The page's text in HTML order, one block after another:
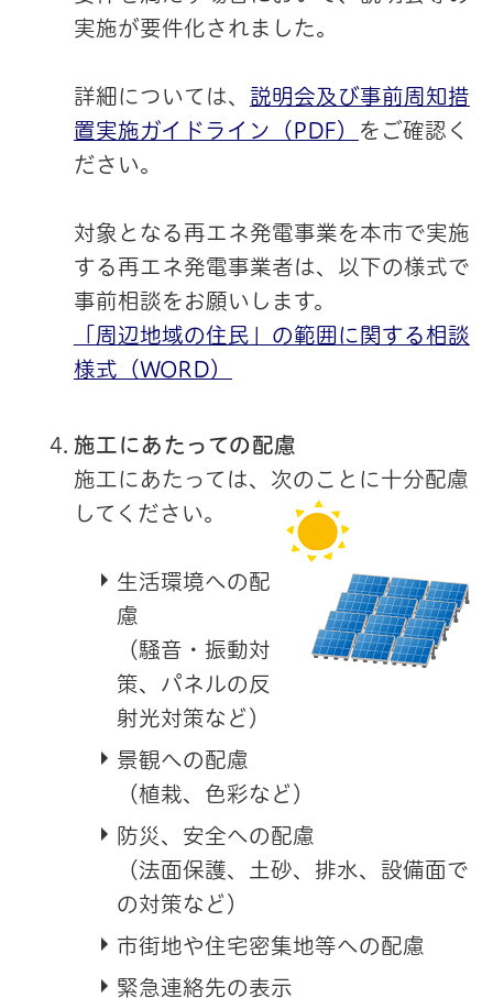
実施が要件化されました。
詳細については、 説明会及び事前周知措
置実施ガイドライン（PDF）
をご確認く
ださい。
対象となる再エネ発電事業を本市で実施
する再エネ発電事業者は、以下の様式で
事前相談をお願いします。
「周辺地域の住民」の範囲に関する相談
様式（WORD）
施工にあたっての配慮
施工にあたっては、次のことに十分配慮
してください。
生活環境への配
慮
（騒音・振動対
策、パネルの反
射光対策など）
景観への配慮
（植栽、色彩など）
防災、安全への配慮
（法面保護、土砂、排水、設備面で
の対策など）
市街地や住宅密集地等への配慮
緊急連絡先の表示